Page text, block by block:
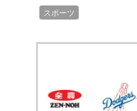
スポーツ